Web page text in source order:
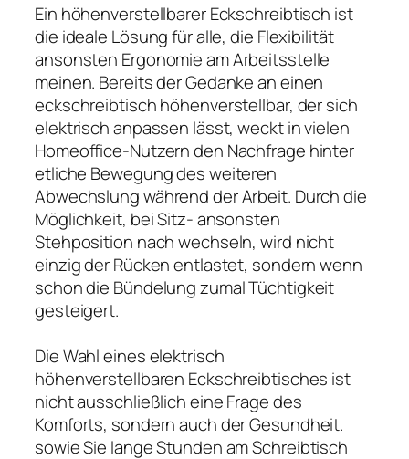
Ein höhenverstellbarer Eckschreibtisch ist
die ideale Lösung für alle, die Flexibilität
ansonsten Ergonomie am Arbeitsstelle
meinen. Bereits der Gedanke an einen
eckschreibtisch höhenverstellbar, der sich
elektrisch anpassen lässt, weckt in vielen
Homeoffice-Nutzern den Nachfrage hinter
etliche Bewegung des weiteren
Abwechslung während der Arbeit. Durch die
Möglichkeit, bei Sitz- ansonsten
Stehposition nach wechseln, wird nicht
einzig der Rücken entlastet, sondern wenn
schon die Bündelung zumal Tüchtigkeit
gesteigert.
Die Wahl eines elektrisch
höhenverstellbaren Eckschreibtisches ist
nicht ausschließlich eine Frage des
Komforts, sondern auch der Gesundheit.
sowie Sie lange Stunden am Schreibtisch